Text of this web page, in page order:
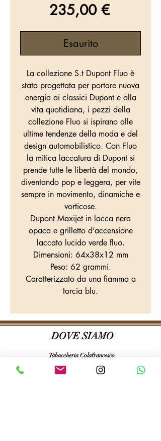
235,00 €Prezzo
Esaurito
La collezione S.t Dupont Fluo è
stata progettata per portare nuova
energia ai classici Dupont e alla
vita quotidiana, i pezzi della
collezione Fluo si ispirano alle
ultime tendenze della moda e del
design automobilistico. Con Fluo
la mitica laccatura di Dupont si
prende tutte le libertà del mondo,
diventando pop e leggera, per vite
sempre in movimento, dinamiche e
vorticose.
Dupont Maxijet in lacca nera
opaca e grilletto d’accensione
laccato lucido verde fluo.
Dimensioni: 64x38x12 mm
Peso: 62 grammi.
Caratterizzato da una fiamma a
torcia blu.
DOVE SIAMO
Tabaccheria Colafrancesco
10093 Collegno (TO)